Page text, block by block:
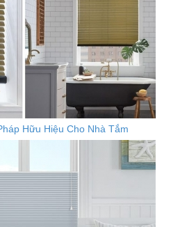
Hữu Hiệu Cho Nhà Tắm